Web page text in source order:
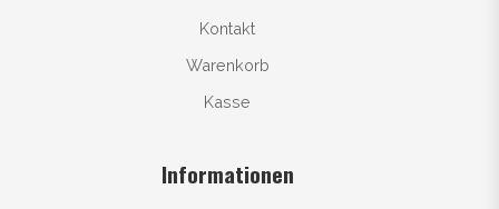
Kontakt
Warenkorb
Kasse
Informationen